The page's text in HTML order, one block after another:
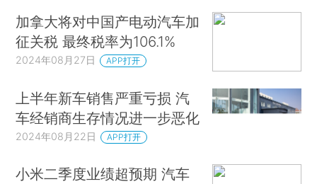
加拿大将对中国产电动汽车加
征关税 最终税率为106.1%
2024年08月27日 APP打开
上半年新车销售严重亏损 汽
车经销商生存情况进一步恶化
2024年08月22日 APP打开
小米二季度业绩超预期 汽车